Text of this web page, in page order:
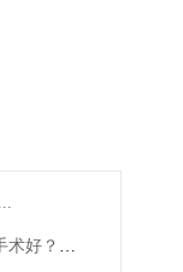
眼科医生不做近视手术？ICL比激光手术好？这些近视手术谣言，别再信了！